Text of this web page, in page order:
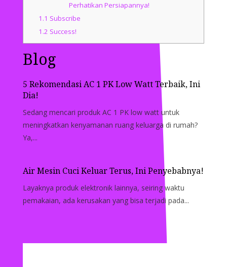
Perhatikan Persiapannya!
1.1 Subscribe
1.2 Success!
Blog
5 Rekomendasi AC 1 PK Low Watt Terbaik, Ini
Dia!
Sedang mencari produk AC 1 PK low watt untuk
meningkatkan kenyamanan ruang keluarga di rumah?
Ya,...
Air Mesin Cuci Keluar Terus, Ini Penyebabnya!
Layaknya produk elektronik lainnya, seiring waktu
pemakaian, ada kerusakan yang bisa terjadi pada...